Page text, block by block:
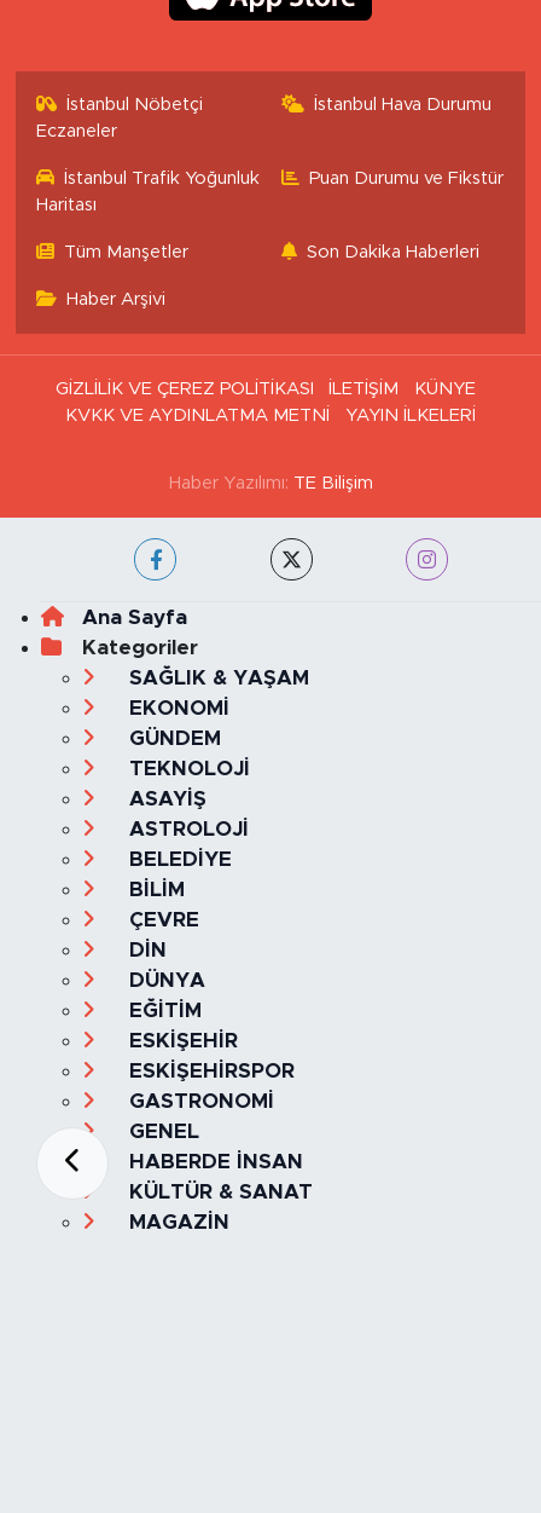
İstanbul Nöbetçi
Eczaneler
İstanbul Hava Durumu
İstanbul Trafik Yoğunluk
Haritası
Puan Durumu ve Fikstür
Tüm Manşetler Son Dakika Haberleri
Haber Arşivi
GİZLİLİK VE ÇEREZ POLİTİKASI İLETİŞİM
KÜNYE
KVKK VE AYDINLATMA METNİ
YAYIN İLKELERİ
Haber Yazılımı: TE Bilişim
Ana Sayfa
Kategoriler
SAĞLIK & YAŞAM
EKONOMİ
GÜNDEM
TEKNOLOJİ
ASAYİŞ
ASTROLOJİ
BELEDİYE
BİLİM
ÇEVRE
DİN
DÜNYA
EĞİTİM
ESKİŞEHİR
ESKİŞEHİRSPOR
GASTRONOMİ
GENEL
HABERDE İNSAN
KÜLTÜR & SANAT
MAGAZİN